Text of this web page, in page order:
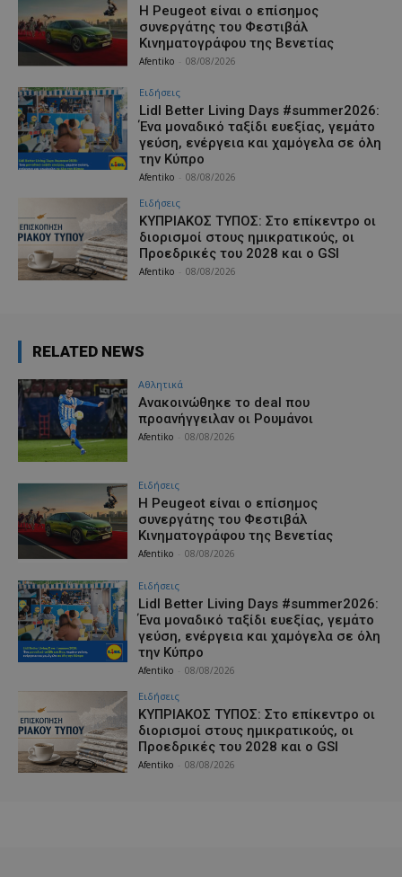
Η Peugeot είναι ο επίσημος
συνεργάτης του Φεστιβάλ
Κινηματογράφου της Βενετίας
Afentiko 08/08/2026
Ειδήσεις
Lidl Better Living Days #summer2026:
Ένα μοναδικό ταξίδι ευεξίας, γεμάτο
γεύση, ενέργεια και χαμόγελα σε όλη
την Κύπρο
Afentiko 08/08/2026
Ειδήσεις
ΚΥΠΡΙΑΚΟΣ ΤΥΠΟΣ: Στο επίκεντρο οι
διορισμοί στους ημικρατικούς, οι
Προεδρικές του 2028 και ο GSI
Afentiko 08/08/2026
RELATED NEWS
Αθλητικά
Aνακοινώθηκε το deal που
προανήγγειλαν οι Ρουμάνοι
Afentiko 08/08/2026
Ειδήσεις
Η Peugeot είναι ο επίσημος
συνεργάτης του Φεστιβάλ
Κινηματογράφου της Βενετίας
Afentiko 08/08/2026
Ειδήσεις
Lidl Better Living Days #summer2026:
Ένα μοναδικό ταξίδι ευεξίας, γεμάτο
γεύση, ενέργεια και χαμόγελα σε όλη
την Κύπρο
Afentiko 08/08/2026
Ειδήσεις
ΚΥΠΡΙΑΚΟΣ ΤΥΠΟΣ: Στο επίκεντρο οι
διορισμοί στους ημικρατικούς, οι
Προεδρικές του 2028 και ο GSI
Afentiko 08/08/2026